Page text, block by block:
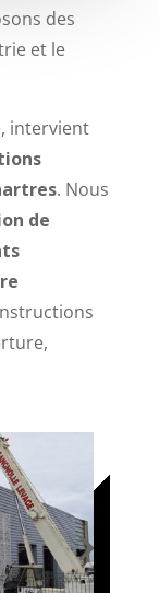
des
et le
intervient
. Nous
de